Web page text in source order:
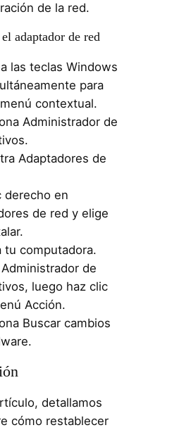
de la red.
adaptador de red
las teclas Windows
para
contextual.
Administrador de
Adaptadores de
derecho en
de red y elige
tu computadora.
de
luego haz clic
Acción.
Buscar cambios
detallamos
cómo restablecer